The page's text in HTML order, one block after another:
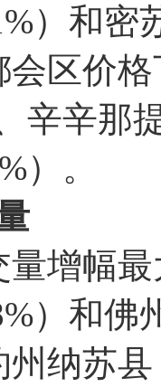
）和密
会区价
辛辛那
）。
增幅
）和佛
纳苏县